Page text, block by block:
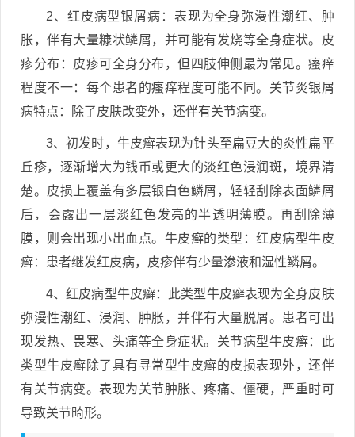
2、红皮病型银屑病：表现为全身弥漫性潮红、肿
胀，伴有大量糠状鳞屑，并可能有发烧等全身症状。皮
疹分布：皮疹可全身分布，但四肢伸侧最为常见。瘙痒
程度不一：每个患者的瘙痒程度可能不同。关节炎银屑
病特点：除了皮肤改变外，还伴有关节病变。
3、初发时，牛皮癣表现为针头至扁豆大的炎性扁平
丘疹，逐渐增大为钱币或更大的淡红色浸润斑，境界清
楚。皮损上覆盖有多层银白色鳞屑，轻轻刮除表面鳞屑
后，会露出一层淡红色发亮的半透明薄膜。再刮除薄
膜，则会出现小出血点。牛皮癣的类型：红皮病型牛皮
癣：患者继发红皮病，皮疹伴有少量渗液和湿性鳞屑。
4、红皮病型牛皮癣：此类型牛皮癣表现为全身皮肤
弥漫性潮红、浸润、肿胀，并伴有大量脱屑。患者可出
现发热、畏寒、头痛等全身症状。关节病型牛皮癣：此
类型牛皮癣除了具有寻常型牛皮癣的皮损表现外，还伴
有关节病变。表现为关节肿胀、疼痛、僵硬，严重时可
导致关节畸形。